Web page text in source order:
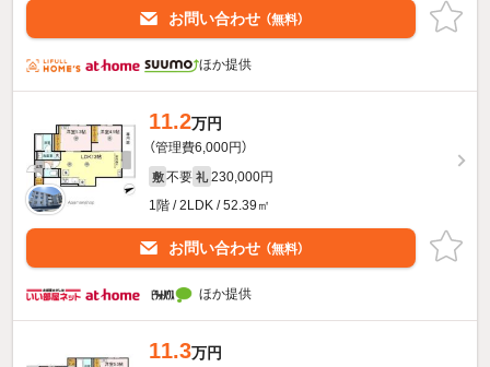
お問い合わせ （無料）
ほか提供
11.2万円
（管理費6,000円）
敷 不要 礼 230,000円
1階 / 2LDK / 52.39㎡
お問い合わせ （無料）
ほか提供
11.3万円